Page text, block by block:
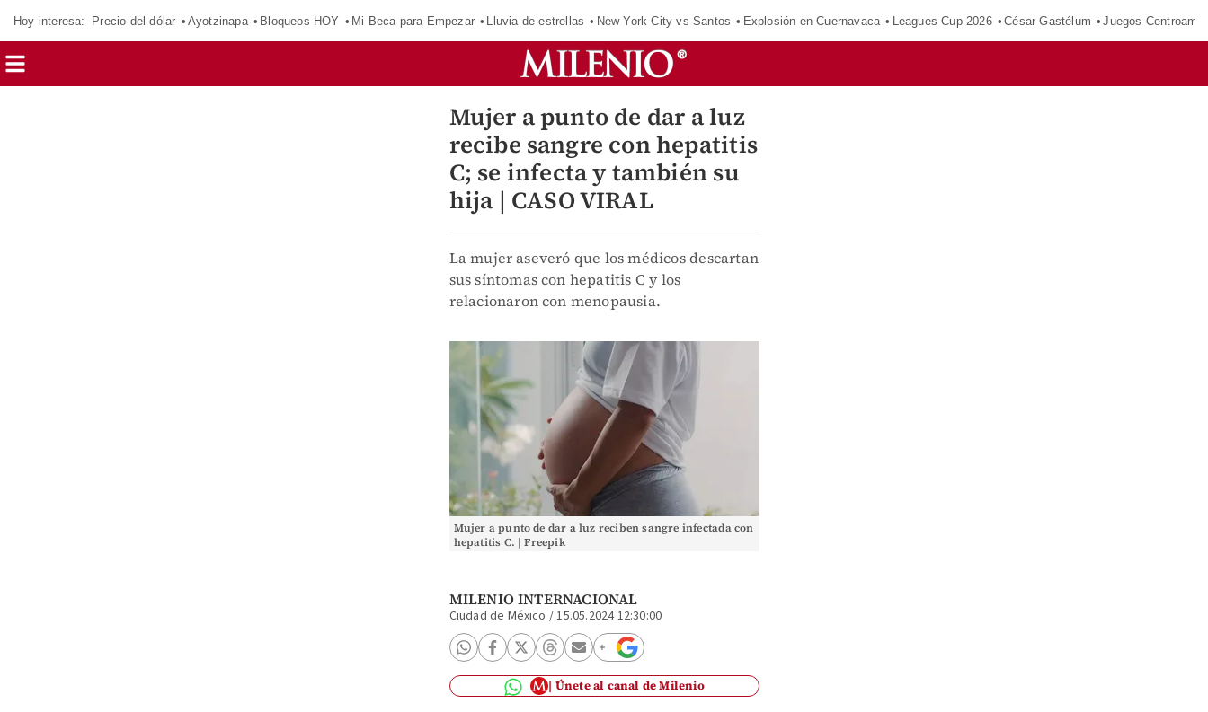
Hoy interesa: Precio del dólar Ayotzinapa Bloqueos HOY Mi Beca para Empezar Lluvia de estrellas New York City vs Santos Explosión en Cuernavaca Leagues Cup 2026 César Gastélum Juegos
Mujer a punto de dar a luz
recibe sangre con hepatitis
C; se infecta y también su
hija | CASO VIRAL
La mujer aseveró que los médicos descartan
sus síntomas con hepatitis C y los
relacionaron con menopausia.
Mujer a punto de dar a luz reciben sangre infectada con
hepatitis C. | Freepik
MILENIO INTERNACIONAL
Ciudad de México /15.05.2024 12:30:00
Únete al canal de Milenio